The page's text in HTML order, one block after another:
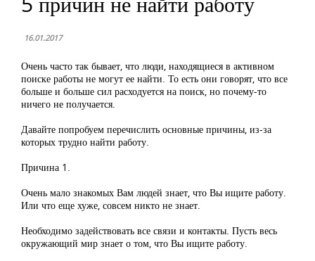
16.01.2017
Очень часто так бывает, что люди, находящиеся в активном
поиске работы не могут ее найти. То есть они говорят, что все
больше и больше сил расходуется на поиск, но почему-то
ничего не получается.
Давайте попробуем перечислить основные причины, из-за
которых трудно найти работу.
Причина 1.
Очень мало знакомых Вам людей знает, что Вы ищите работу.
Или что еще хуже, совсем никто не знает.
Необходимо задействовать все связи и контакты. Пусть весь
окружающий мир знает о том, что Вы ищите работу.